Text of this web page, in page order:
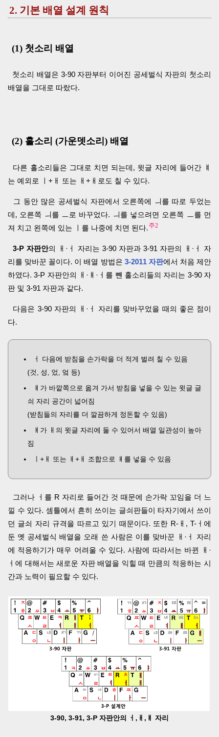
2. 기본 배열 설계 원칙
(1) 첫소리 배열
첫소리 배열은 3-90 자판부터 이어진 공세벌식 자판의 첫소리
배열을 그대로 따랐다.
(2) 홀소리 (가운뎃소리) 배열
다른 홀소리들은 그대로 치면 되는데, 윗글 자리에 들어간 ㅒ
는 예외로 ㅣ+ㅐ 또는 ㅐ+ㅐ로도 칠 수 있다.
그 동안 많은 공세벌식 자판에서 오른쪽에 ㅢ를 따로 두었는
데, 오른쪽 ㅢ를 ㅡ로 바꾸었다. ㅢ를 넣으려면 오른쪽 ㅡ를 먼
져 치고 왼쪽에 있는 ㅣ를 나중에 치면 된다. 주2
3-P 자판안의 ㅐ·ㅓ 자리는 3-90 자판과 3-91 자판의 ㅐ·ㅓ 자
리를 맞바꾼 꼴이다. 이 배열 방법은 3-2011 자판에서 처음 제안
하였다. 3-P 자판안의 ㅐ·ㅒ·ㅓ를 뺀 홀소리들의 자리는 3-90 자
판 및 3-91 자판과 같다.
다음은 3-90 자판의 ㅐ·ㅓ 자리를 맞바꾸었을 때의 좋은 점이
다.
ㅓ 다음에 받침을 손가락을 더 적게 벌려 칠 수 있음
(것, 성, 었, 엌 등)
ㅒ가 바깥쪽으로 옮겨 가서 받침을 넣을 수 있는 윗글 글
쇠 자리 공간이 넓어짐
(받침들의 자리를 더 깔끔하게 정돈할 수 있음)
ㅒ가 ㅐ의 윗글 자리에 둘 수 있어서 배열 일관성이 높아
짐
ㅣ+ㅐ 또는 ㅐ+ㅐ 조합으로 ㅒ를 넣을 수 있음
그러나 ㅓ를 R 자리로 들어간 것 때문에 손가락 꼬임을 더 느
낄 수 있다. 셈틀에서 흔히 쓰이는 글쇠판들이 타자기에서 쓰이
던 글쇠 자리 규격을 따르고 있기 때문이다. 또한 R-ㅐ, T-ㅓ에
둔 옛 공세벌식 배열을 오래 쓴 사람은 이를 맞바꾼 ㅐ·ㅓ 자리
에 적응하기가 매우 어려울 수 있다. 사람에 따라서는 바뀐 ㅐ·
ㅓ에 대해서는 새로운 자판 배열을 익힐 때 만큼의 적응하는 시
간과 노력이 필요할 수 있다.
3-90, 3-91, 3-P 자판안의 ㅓ,ㅐ,ㅒ 자리